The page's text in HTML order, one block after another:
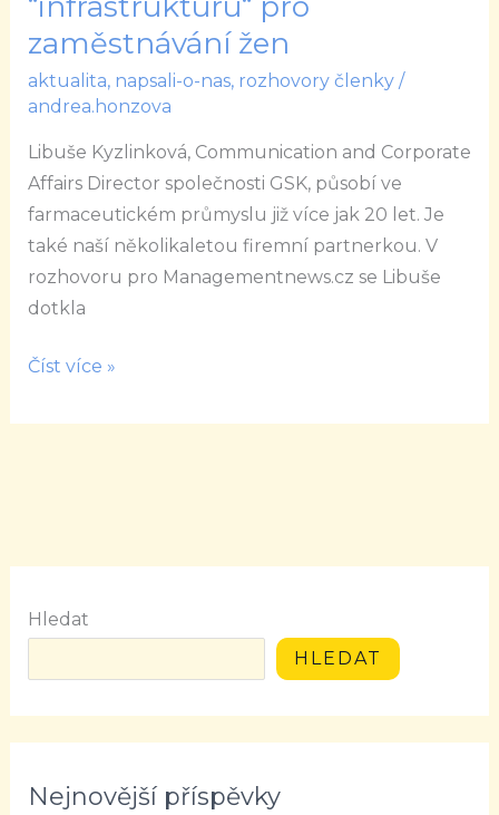
zaměstnávání žen
aktualita, napsali-o-nas, rozhovory členky/
andrea.honzova
Libuše Kyzlinková, Communication and Corporate
Affairs Director společnosti GSK, působí ve
farmaceutickém průmyslu již více jak 20 let. Je
také naší několikaletou firemní partnerkou. V
rozhovoru pro Managementnews.cz se Libuše
dotkla
měly
vytvořit
“infrastrukturu“
pro
zaměstnávání
žen
Číst více »
Hledat
HLEDAT
Nejnovější příspěvky